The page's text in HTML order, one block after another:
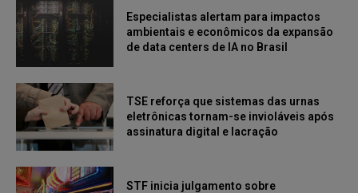
Especialistas alertam para impactos
ambientais e econômicos da expansão
de data centers de IA no Brasil
TSE reforça que sistemas das urnas
eletrônicas tornam-se invioláveis após
assinatura digital e lacração
STF inicia julgamento sobre